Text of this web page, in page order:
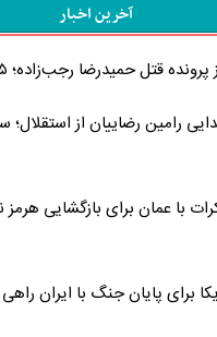
آخرین اخبار
قتل حمیدرضا رجب‌زاده؛ ۵ نفر بازداشت شدند
رامین رضاییان از استقلال؛
با عمان برای بازگشایی
برای پایان جنگ با ایران